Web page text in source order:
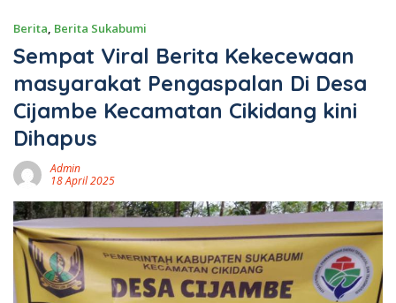
Berita, Berita Sukabumi
Sempat Viral Berita Kekecewaan
masyarakat Pengaspalan Di Desa
Cijambe Kecamatan Cikidang kini
Dihapus
Admin
18 April 2025